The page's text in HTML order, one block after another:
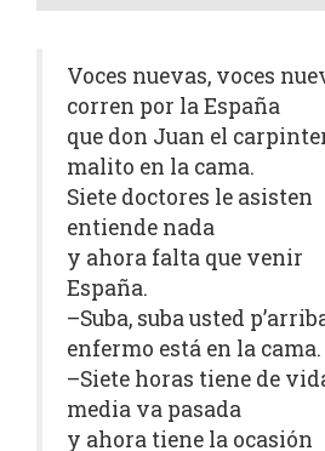
Voces nuevas, voces
corren por la España
que don Juan el
malito en la cama.
Siete doctores le
entiende nada
y ahora falta que venir
España.
–Suba, suba usted
enfermo está en la cama.
–Siete horas tiene de
media va pasada
y ahora tiene la